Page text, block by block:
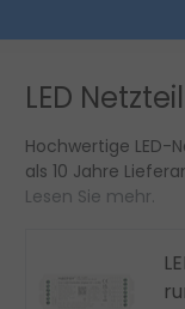
LED
Hochwertige
als 10 Jahre
Lesen Sie mehr.